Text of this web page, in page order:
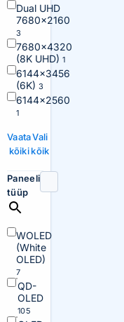
Dual UHD
7680×2160
3
7680×4320
(8K UHD) 1
6144×3456
(6K) 3
6144×2560
1
Vaata
kõiki
Vali
kõik
Paneeli
tüüp
WOLED
(White
OLED)
7
QD-
OLED
105